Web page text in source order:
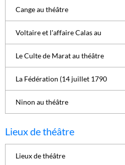
Cange au théâtre
Voltaire et l'affaire Calas au
Le Culte de Marat au théâtre
La Fédération (14 juillet 1790
Ninon au théâtre
Lieux de théâtre
Lieux de théâtre